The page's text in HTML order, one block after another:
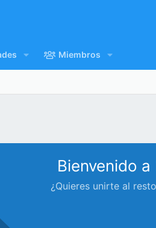
Miembros
Bienvenido
¿Quieres unirte al